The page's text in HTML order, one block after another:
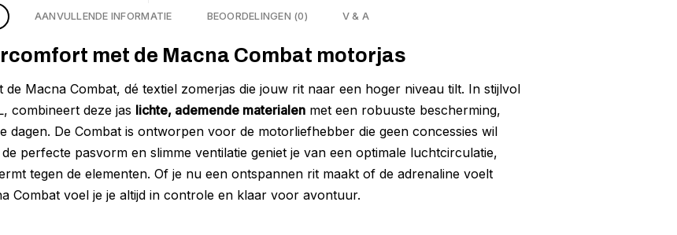
AANVULLENDE INFORMATIE BEOORDELINGEN (0) V & A
met de Macna Combat motorjas
Macna Combat, dé textiel zomerjas die jouw rit naar een hoger niveau tilt. In stijlvol
combineert deze jas lichte, ademende materialen met een robuuste bescherming,
dagen. De Combat is ontworpen voor de motorliefhebber die geen concessies wil
perfecte pasvorm en slimme ventilatie geniet je van een optimale luchtcirculatie,
tegen de elementen. Of je nu een ontspannen rit maakt of de adrenaline voelt
Combat voel je je altijd in controle en klaar voor avontuur.